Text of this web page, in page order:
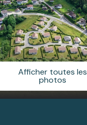
Afficher toutes les
photos